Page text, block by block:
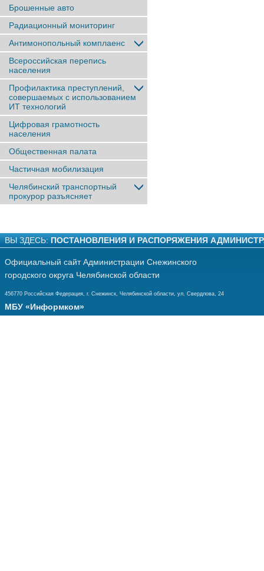
Брошенные авто
Радиационный мониторинг
Антимонопольный комплаенс
Всероссийская перепись
населения
Профилактика преступлений,
совершаемых с использованием
ИТ технологий
Цифровая грамотность
населения
Общественная палата
Частичная мобилизация
Челябинский транспортный
прокурор разъясняет
ВЫ ЗДЕСЬ: ПОСТАНОВЛЕНИЯ И РАСПОРЯЖЕНИЯ
Официальный сайт Администрации Снежинского
городского округа Челябинской области
456770 Российская Федерация, г. Снежинск, Челябинской области, ул. Свердлова, 24
МБУ «Информком»